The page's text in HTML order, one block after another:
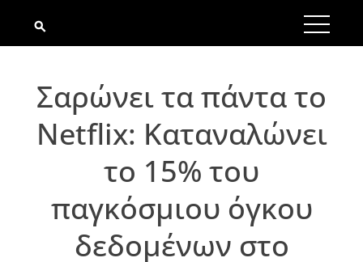
Σαρώνει τα πάντα το
Netflix: Καταναλώνει
το 15% του
παγκόσμιου όγκου
δεδομένων στο